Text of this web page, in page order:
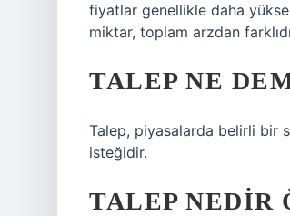
fiyatlar genellikle daha
miktar, toplam arzdan
TALEP NE
Talep, piyasalarda belirli bir
isteğidir.
TALEP NEDIR